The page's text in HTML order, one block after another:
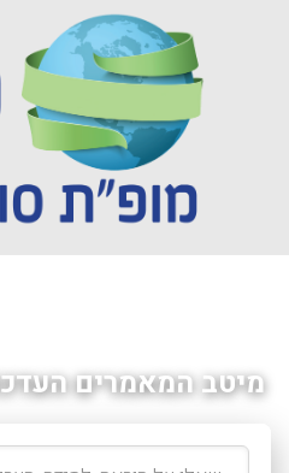
מיטב המאמרים